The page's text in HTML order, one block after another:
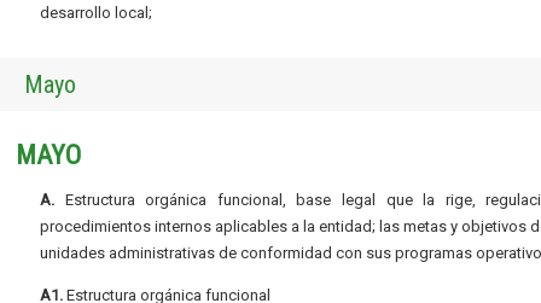
desarrollo local;
Mayo
MAYO
A. Estructura orgánica funcional, base legal que la rige,
procedimientos internos aplicables a la entidad; las metas y objetivos
unidades administrativas de conformidad con sus programas
A1. Estructura orgánica funcional